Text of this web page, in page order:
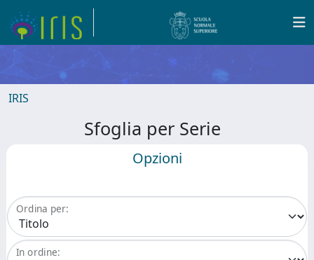
IRIS
Sfoglia per Serie
Opzioni
Ordina per:
In ordine: